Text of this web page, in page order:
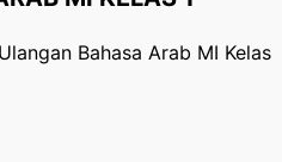
Bahasa Arab MI Kelas